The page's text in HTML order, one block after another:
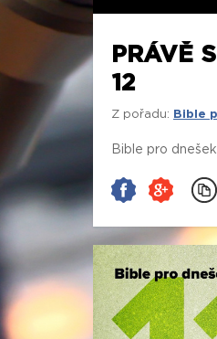
PRÁVĚ
12
Z pořadu: Bible
Bible pro